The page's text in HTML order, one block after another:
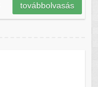
továbbolvasás